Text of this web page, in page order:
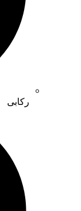
رکابی